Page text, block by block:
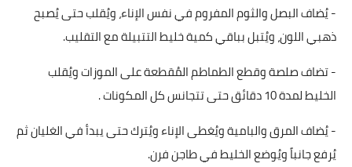
- يُضاف البصل والثوم المفروم في نفس الإناء، ويُقلب حتى يُصبح
ذهبي اللون، ويُتبل بباقي كمية خليط التتبيلة مع التقليب.
- تضاف صلصة وقطع الطماطم المُقطعة على الموزات ويُقلب
الخليط لمدة 10 دقائق حتى تتجانس كل المكونات .
- يُضاف المرق والبامية ويُغطى الإناء ويُترك حتى يبدأ في الغليان ثم
يُرفع جانباً ويُوضع الخليط في طاجن فرن.